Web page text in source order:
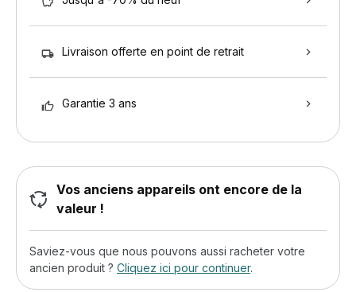
Livraison offerte en point de retrait
Garantie 3 ans
Vos anciens appareils ont encore de la
valeur !
Saviez-vous que nous pouvons aussi racheter votre
ancien produit ? Cliquez ici pour continuer.